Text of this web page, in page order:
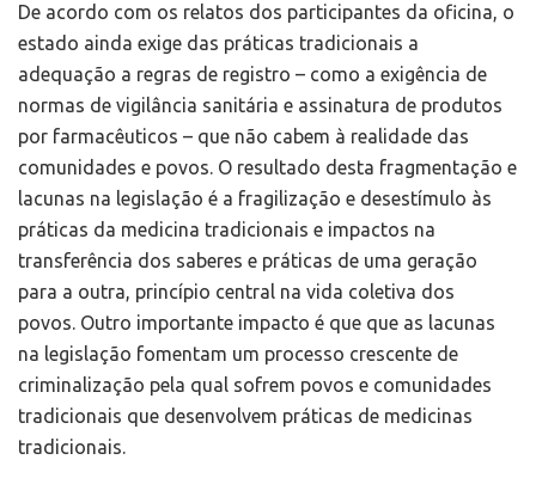
De acordo com os relatos dos participantes da oficina, o
estado ainda exige das práticas tradicionais a
adequação a regras de registro – como a exigência de
normas de vigilância sanitária e assinatura de produtos
por farmacêuticos – que não cabem à realidade das
comunidades e povos. O resultado desta fragmentação e
lacunas na legislação é a fragilização e desestímulo às
práticas da medicina tradicionais e impactos na
transferência dos saberes e práticas de uma geração
para a outra, princípio central na vida coletiva dos
povos. Outro importante impacto é que que as lacunas
na legislação fomentam um processo crescente de
criminalização pela qual sofrem povos e comunidades
tradicionais que desenvolvem práticas de medicinas
tradicionais.